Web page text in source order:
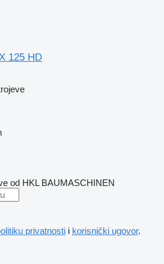
125 HD
od HKL BAUMASCHINEN
privatnosti i korisnički ugovor.